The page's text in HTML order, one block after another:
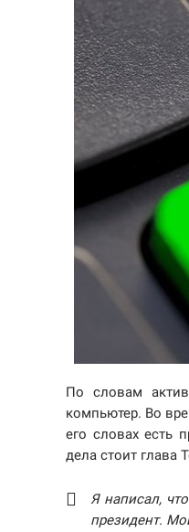
По словам
компьютер. Во
его словах есть
дела стоит глава
Я написал,
президент.